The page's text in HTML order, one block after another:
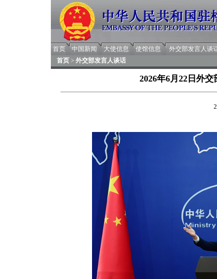
首页 中国新闻 大使信息 使馆信息
外交部发言人谈
首页 > 外交部发言人谈话
2026年6月22日外